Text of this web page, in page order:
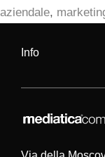
aziendale,
Info